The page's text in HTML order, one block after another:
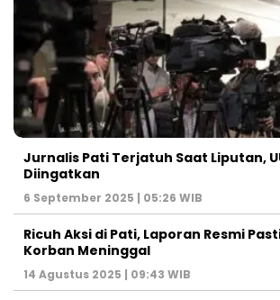
Jurnalis Pati Terjatuh Saat Liputan,
Diingatkan
6 September 2025 | 05:26 WIB
Ricuh Aksi di Pati, Laporan Resmi
Korban Meninggal
14 Agustus 2025 | 09:43 WIB